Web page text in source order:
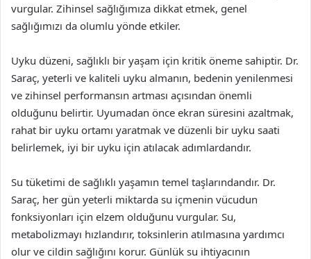
vurgular. Zihinsel sağlığımıza dikkat etmek, genel
sağlığımızı da olumlu yönde etkiler.
Uyku düzeni, sağlıklı bir yaşam için kritik öneme sahiptir. Dr.
Saraç, yeterli ve kaliteli uyku almanın, bedenin yenilenmesi
ve zihinsel performansın artması açısından önemli
olduğunu belirtir. Uyumadan önce ekran süresini azaltmak,
rahat bir uyku ortamı yaratmak ve düzenli bir uyku saati
belirlemek, iyi bir uyku için atılacak adımlardandır.
Su tüketimi de sağlıklı yaşamın temel taşlarındandır. Dr.
Saraç, her gün yeterli miktarda su içmenin vücudun
fonksiyonları için elzem olduğunu vurgular. Su,
metabolizmayı hızlandırır, toksinlerin atılmasına yardımcı
olur ve cildin sağlığını korur. Günlük su ihtiyacının